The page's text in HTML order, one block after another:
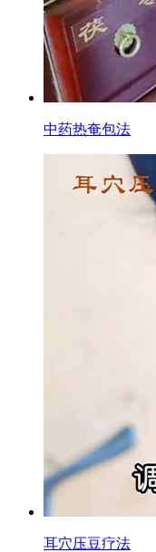
中药热奄包法
耳穴压豆疗法